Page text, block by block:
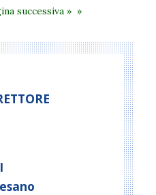
successiva »